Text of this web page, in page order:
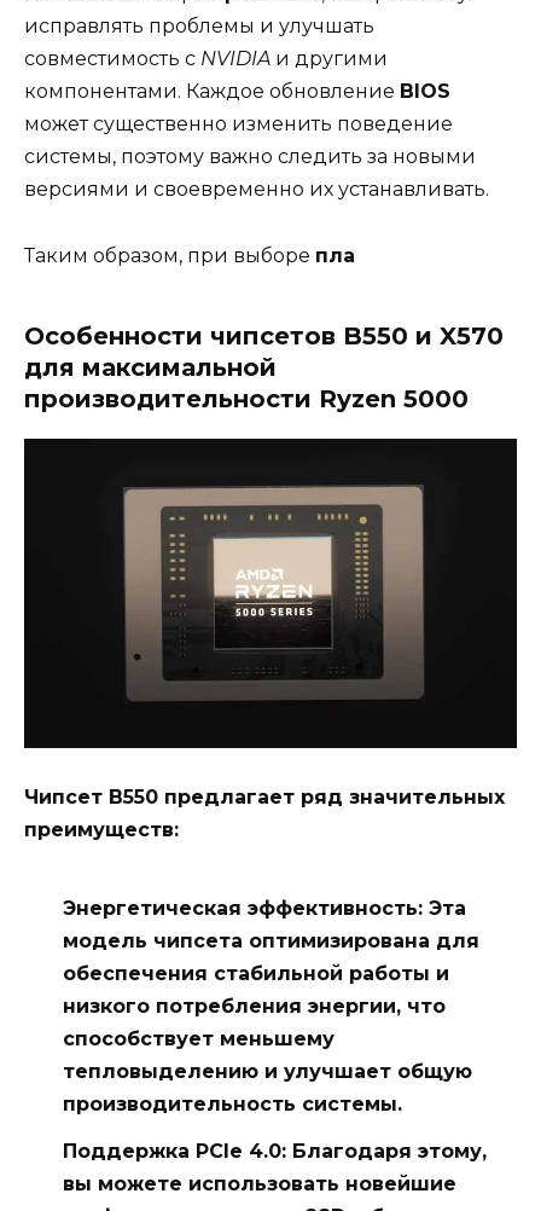
исправлять проблемы и улучшать
совместимость с NVIDIA и другими
компонентами. Каждое обновление BIOS
может существенно изменить поведение
системы, поэтому важно следить за новыми
версиями и своевременно их устанавливать.
Таким образом, при выборе пла
Особенности чипсетов B550 и X570
для максимальной
производительности Ryzen 5000
Чипсет B550 предлагает ряд значительных
преимуществ:
Энергетическая эффективность: Эта
модель чипсета оптимизирована для
обеспечения стабильной работы и
низкого потребления энергии, что
способствует меньшему
тепловыделению и улучшает общую
производительность системы.
Поддержка PCIe 4.0: Благодаря этому,
вы можете использовать новейшие